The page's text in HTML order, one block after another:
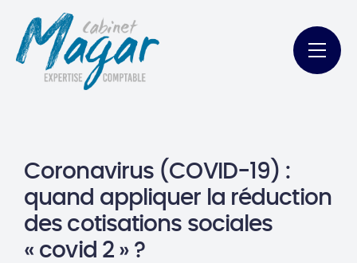
Coronavirus (COVID-19) :
quand appliquer la réduction
des cotisations sociales
« covid 2 » ?